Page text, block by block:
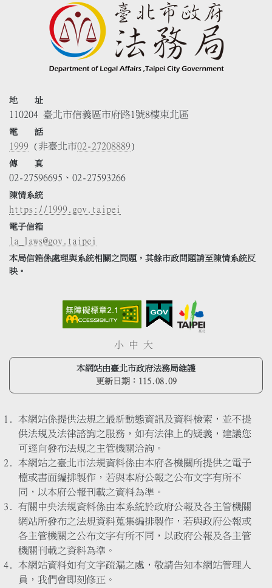
地 址
110204 臺北市信義區市府路1號8樓東北區
電 話
1999 (非臺北市02-27208889)
傳 真
02-27596695、02-27593266
陳情系統
https://1999.gov.taipei
電子信箱
la_laws@gov.taipei
本局信箱係處理與系統相關之問題，其餘市政問題請至陳情系統反
映。
小 中 大
本網站由臺北市政府法務局維護
更新日期： 115.08.09
本網站係提供法規之最新動態資訊及資料檢索，並不提
供法規及法律諮詢之服務，如有法律上的疑義，建議您
可逕向發布法規之主管機關洽詢。
本網站之臺北市法規資料係由本府各機關所提供之電子
檔或書面編排製作，若與本府公報之公布文字有所不
同，以本府公報刊載之資料為準。
有關中央法規資料係由本系統於政府公報及各主管機關
網站所發布之法規資料蒐集編排製作，若與政府公報或
各主管機關之公布文字有所不同，以政府公報及各主管
機關刊載之資料為準。
本網站資料如有文字疏漏之處，敬請告知本網站管理人
員，我們會即刻修正。